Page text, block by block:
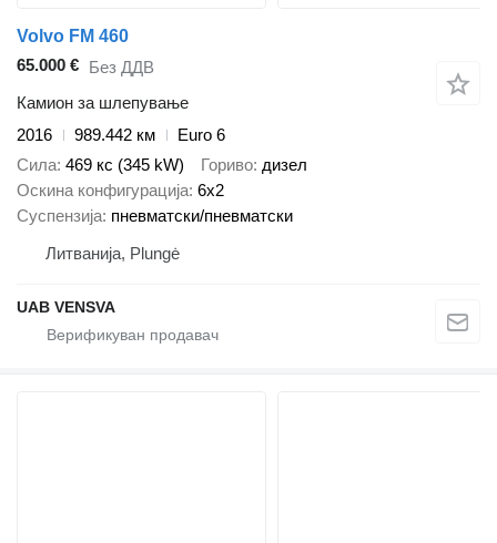
Volvo FM 460
65.000 € Без ДДВ
Камион за шлепување
2016
989.442 км
Euro 6
Сила 469 кс (345 kW) Гориво дизел
Оскина конфигурација 6x2
Суспензија пневматски/пневматски
Литванија, Plungė
UAB VENSVA